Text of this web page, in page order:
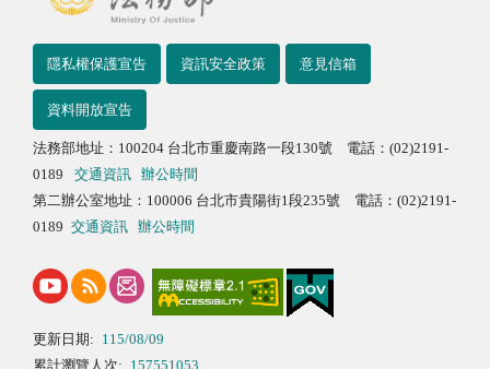
隱私權保護宣告 資訊安全政策 意見信箱
資料開放宣告
法務部地址：100204 台北市重慶南路一段130號 電話：(02)2191-
0189
交通資訊
辦公時間
第二辦公室地址：100006 台北市貴陽街1段235號 電話：(02)2191-
0189 交通資訊 辦公時間
更新日期: 115/08/09
累計瀏覽人次: 157551053